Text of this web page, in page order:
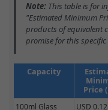
Note: This table is for
"Estimated Minimum
products of equivalent
promise for this specific
Capacity
Price
100ml Glass
USD